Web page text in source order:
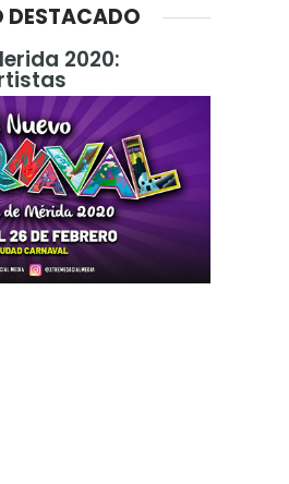
DESTACADO
2020: